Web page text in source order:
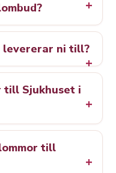
levererar ni till?
till Sjukhuset i
till